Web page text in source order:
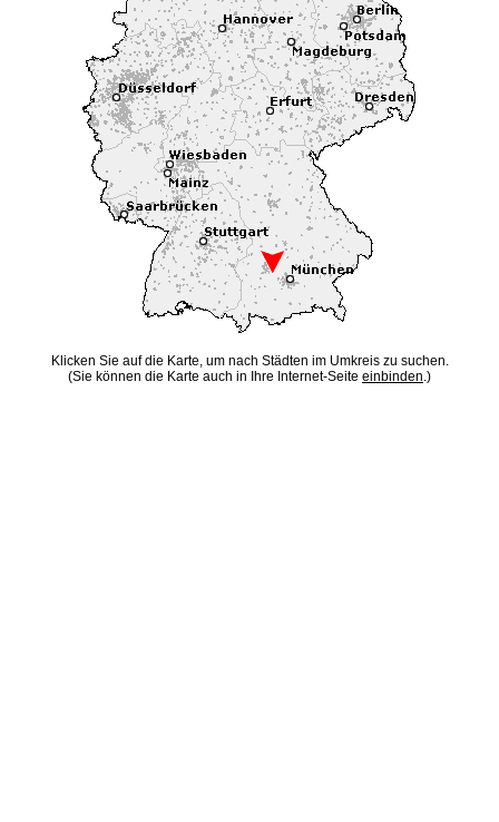
Klicken Sie auf die Karte, um nach Städten im Umkreis zu suchen.
(Sie können die Karte auch in Ihre Internet-Seite einbinden.)